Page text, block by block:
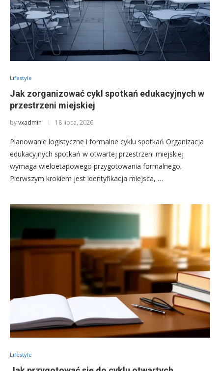
Lifestyle
Jak zorganizować cykl spotkań edukacyjnych w
przestrzeni miejskiej
byvxadmin 18 lipca, 2026
Planowanie logistyczne i formalne cyklu spotkań Organizacja
edukacyjnych spotkań w otwartej przestrzeni miejskiej
wymaga wieloetapowego przygotowania formalnego.
Pierwszym krokiem jest identyfikacja miejsca, …
Lifestyle